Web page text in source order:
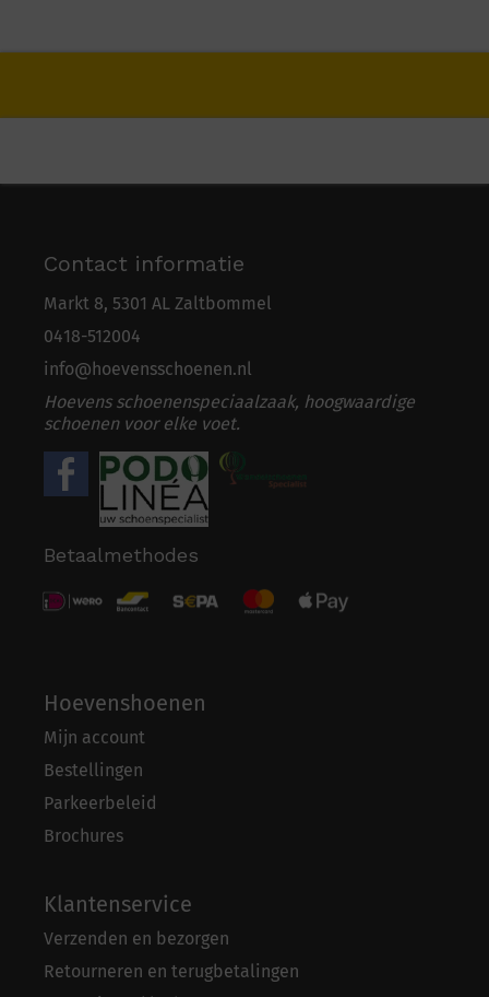
Contact informatie
Markt 8, 5301 AL Zaltbommel
0418-512004
info@hoevensschoenen.nl
Hoevens schoenenspeciaalzaak, hoogwaardige
schoenen voor elke voet.
Betaalmethodes
Hoevenshoenen
Mijn account
Bestellingen
Parkeerbeleid
Brochures
Klantenservice
Verzenden en bezorgen
Retourneren en terugbetalingen